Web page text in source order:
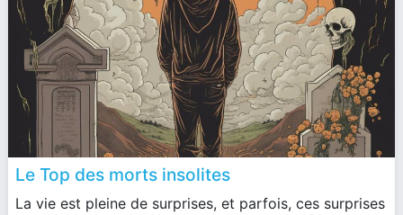
Le Top des morts insolites
La vie est pleine de surprises, et parfois, ces surprises